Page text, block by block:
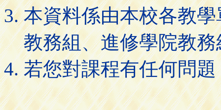
本資料係由本校各教
教務組、進修學院教
若您對課程有任何問